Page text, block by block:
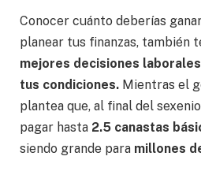
Conocer cuánto deberías
planear tus finanzas, también
mejores decisiones
tus condiciones. Mientras el
plantea que, al final del
pagar hasta 2.5 canastas
siendo grande para millones